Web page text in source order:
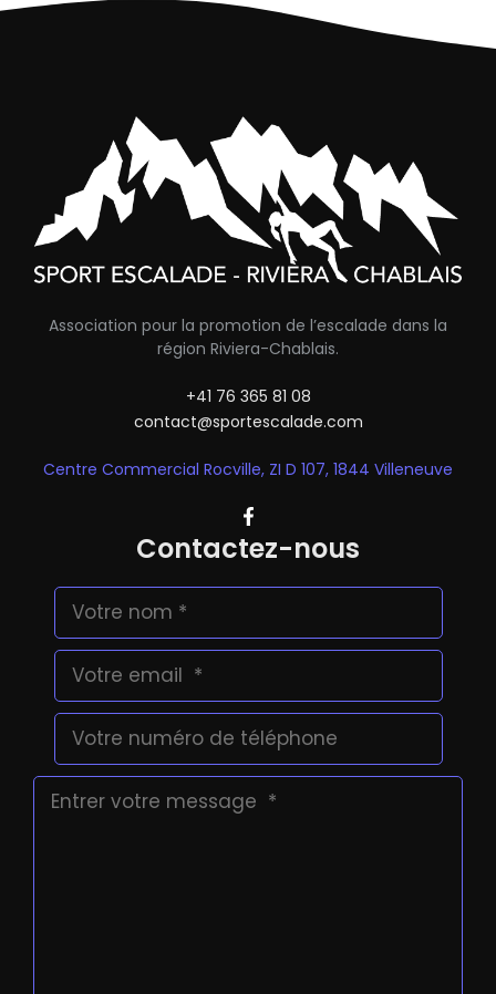
Association pour la promotion de l’escalade dans la
région Riviera-Chablais.
+41 76 365 81 08
contact@sportescalade.com
Centre Commercial Rocville, ZI D 107, 1844 Villeneuve
Contactez-nous